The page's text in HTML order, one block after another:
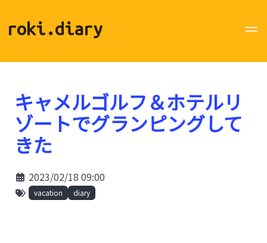
roki.diary
キャメルゴルフ＆ホテルリ
ゾートでグランピングして
きた
2023/02/18 09:00
vacation diary